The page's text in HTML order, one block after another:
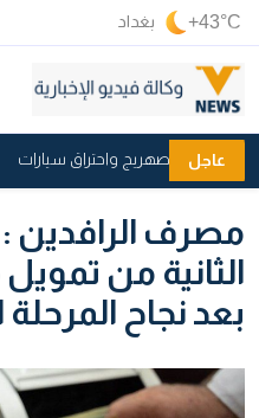
+43°C بغداد
عاجل
انفجار صهريج واحتراق سيارات
مصرف الرافدين :
الثانية من
بعد نجاح المرحلة